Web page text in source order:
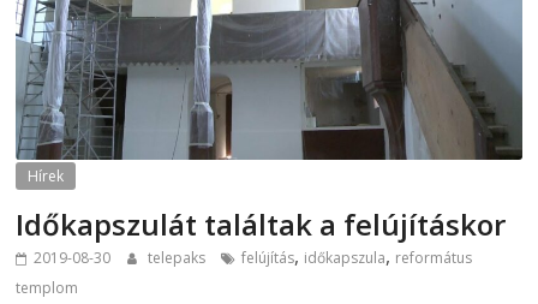
Hírek
Időkapszulát találtak a felújításkor
2019-08-30 telepaks felújítás, időkapszula, református
templom